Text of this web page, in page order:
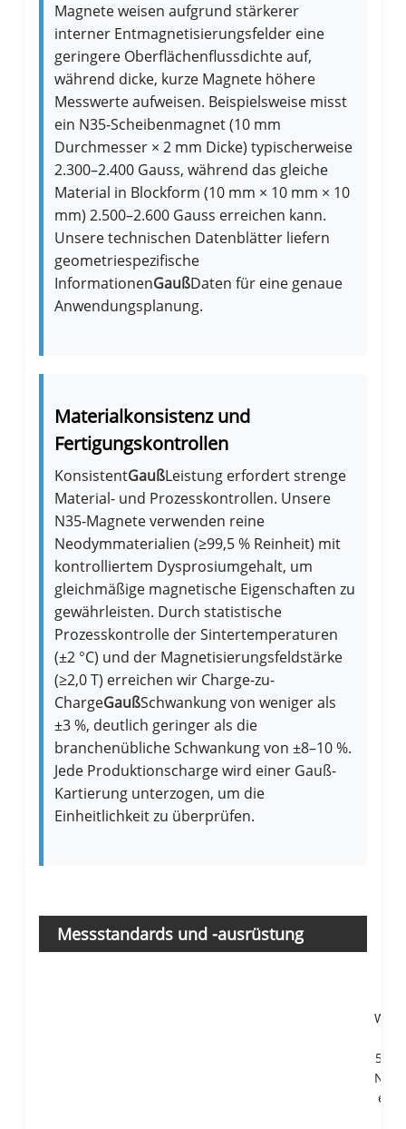
Magnete weisen aufgrund stärkerer
interner Entmagnetisierungsfelder eine
geringere Oberflächenflussdichte auf,
während dicke, kurze Magnete höhere
Messwerte aufweisen. Beispielsweise misst
ein N35-Scheibenmagnet (10 mm
Durchmesser × 2 mm Dicke) typischerweise
2.300–2.400 Gauss, während das gleiche
Material in Blockform (10 mm × 10 mm × 10
mm) 2.500–2.600 Gauss erreichen kann.
Unsere technischen Datenblätter liefern
geometriespezifische
InformationenGaußDaten für eine genaue
Anwendungsplanung.
Materialkonsistenz und
Fertigungskontrollen
KonsistentGaußLeistung erfordert strenge
Material- und Prozesskontrollen. Unsere
N35-Magnete verwenden reine
Neodymmaterialien (≥99,5 % Reinheit) mit
kontrolliertem Dysprosiumgehalt, um
gleichmäßige magnetische Eigenschaften zu
gewährleisten. Durch statistische
Prozesskontrolle der Sintertemperaturen
(±2 °C) und der Magnetisierungsfeldstärke
(≥2,0 T) erreichen wir Charge-zu-
ChargeGaußSchwankung von weniger als
±3 %, deutlich geringer als die
branchenübliche Schwankung von ±8–10 %.
Jede Produktionscharge wird einer Gauß-
Kartierung unterzogen, um die
Einheitlichkeit zu überprüfen.
Messstandards und -ausrüstung
Wir